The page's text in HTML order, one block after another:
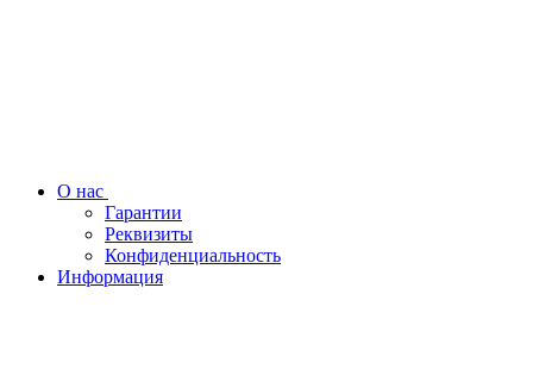
О нас
Гарантии
Реквизиты
Конфиденциальность
Информация